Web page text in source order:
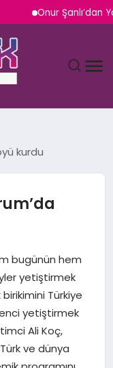
Onur Şanlı’dan Yazın
kurdu
bugünün hem
yetiştirmek
birikimini Türkiye
yetiştirmek
Ali Koç,
ve dünya